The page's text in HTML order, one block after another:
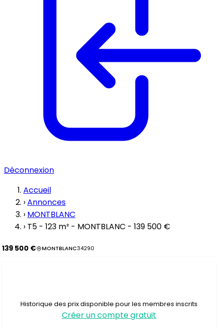
Déconnexion
Accueil
›Annonces
› MONTBLANC
› T5 - 123 m² - MONTBLANC - 139 500 €
139 500 € MONTBLANC34290
Historique des prix disponible pour les membres inscrits
Créer un compte gratuit